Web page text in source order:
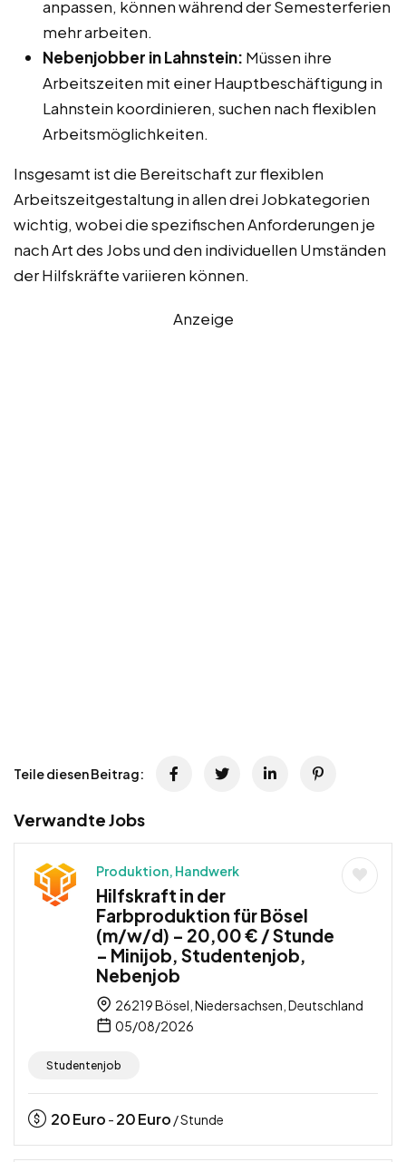
anpassen, können während der Semesterferien
mehr arbeiten.
Nebenjobber in Lahnstein: Müssen ihre
Arbeitszeiten mit einer Hauptbeschäftigung in
Lahnstein koordinieren, suchen nach flexiblen
Arbeitsmöglichkeiten.
Insgesamt ist die Bereitschaft zur flexiblen
Arbeitszeitgestaltung in allen drei Jobkategorien
wichtig, wobei die spezifischen Anforderungen je
nach Art des Jobs und den individuellen Umständen
der Hilfskräfte variieren können.
Anzeige
Teile diesen Beitrag:
Verwandte Jobs
Produktion, Handwerk
Hilfskraft in der
Farbproduktion für Bösel
(m/w/d) – 20,00 € / Stunde
– Minijob, Studentenjob,
Nebenjob
26219 Bösel, Niedersachsen, Deutschland
05/08/2026
Studentenjob
20Euro - 20Euro / Stunde